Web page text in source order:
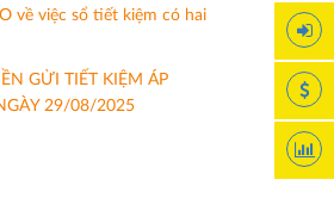
về việc sổ tiết kiệm có hai
GỬI TIẾT KIỆM ÁP
29/08/2025